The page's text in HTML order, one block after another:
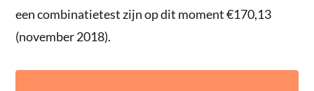
een combinatietest zijn op dit moment €170,13
(november 2018).